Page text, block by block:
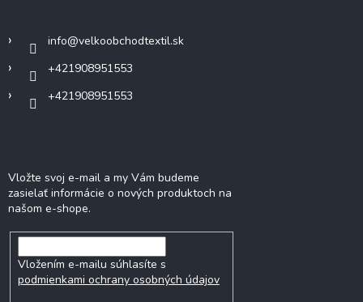
info@velkoobchodtextil.sk
+421908951553
+421908951553
Vložte svoj e-mail a my Vám budeme
zasielať informácie o nových produktoch na
našom e-shope.
Vložením e-mailu súhlasíte s
podmienkami ochrany osobných údajov